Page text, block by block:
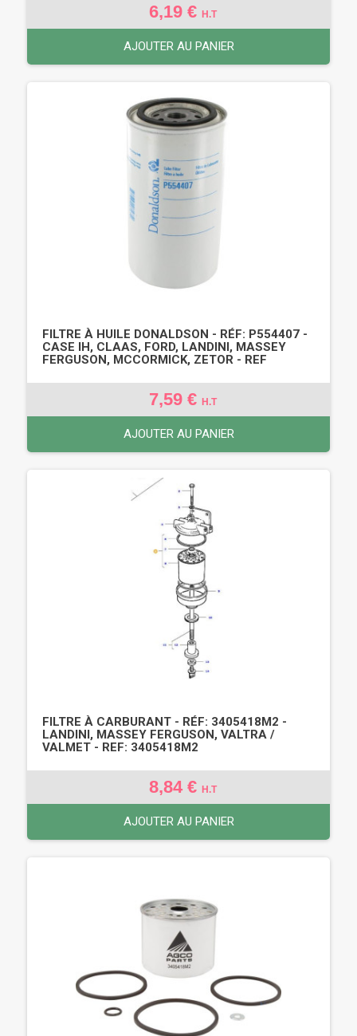
6,19 € H.T
AJOUTER AU PANIER
FILTRE À HUILE DONALDSON - RÉF: P554407 -
CASE IH, CLAAS, FORD, LANDINI, MASSEY
FERGUSON, MCCORMICK, ZETOR - REF
7,59 € H.T
AJOUTER AU PANIER
FILTRE À CARBURANT - RÉF: 3405418M2 -
LANDINI, MASSEY FERGUSON, VALTRA /
VALMET - REF: 3405418M2
8,84 € H.T
AJOUTER AU PANIER